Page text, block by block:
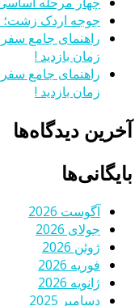
جوجه اردک زشت؛
راهنمای جامع سفر
زمان بازدید !
راهنمای جامع سفر
زمان بازدید !
آخرین دیدگاه‌ها
بایگانی‌ها
آگوست 2026
جولای 2026
ژوئن 2026
فوریه 2026
ژانویه 2026
دسامبر 2025